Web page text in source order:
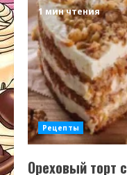
1 мин чтения
Рецепты
Ореховый торт